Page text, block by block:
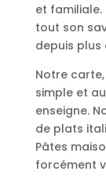
et familiale.
tout son
depuis plus
Notre
simple et
enseigne.
de plats
Pâtes
forcément